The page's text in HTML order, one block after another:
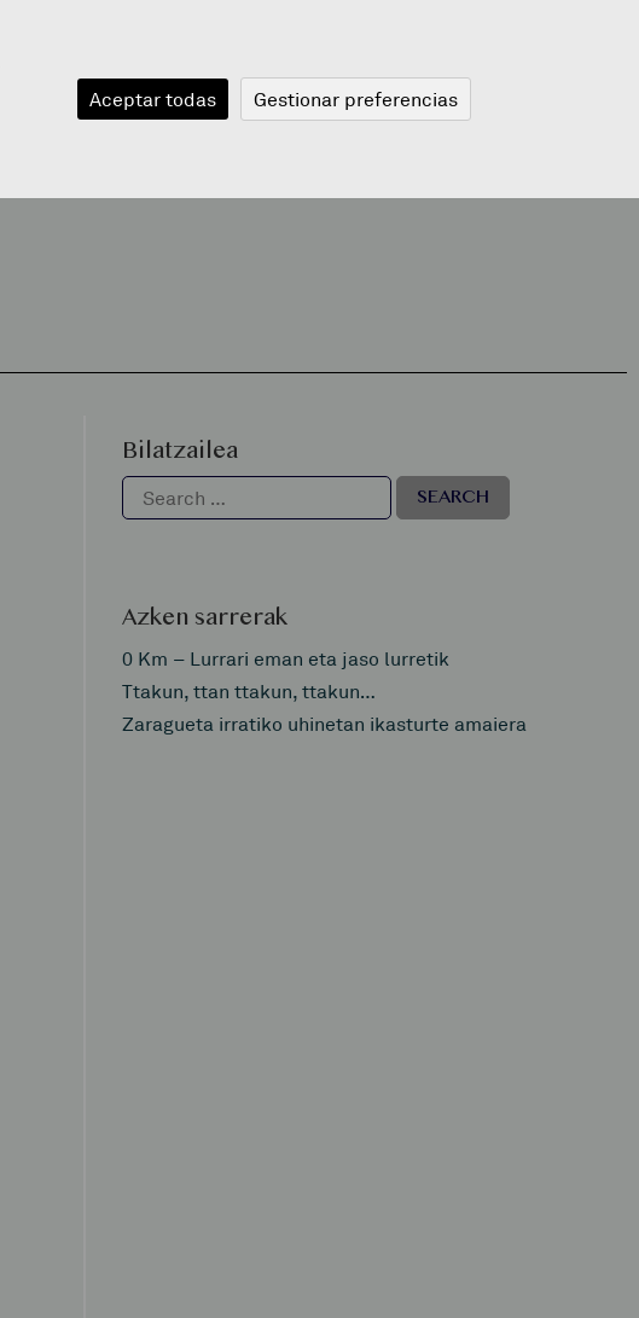
BIDEA JANGELA BLOGA BERRIAK
Bilatzailea
Azken sarrerak
0 Km – Lurrari eman eta jaso lurretik
Ttakun, ttan ttakun, ttakun…
Zaragueta irratiko uhinetan ikasturte amaiera
Aceptar todas Gestionar preferencias